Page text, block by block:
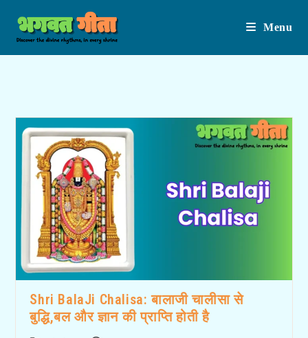
Menu
Shri BalaJi Chalisa: बालाजी चालीसा से
बुद्धि,बल और ज्ञान की प्राप्ति होती है